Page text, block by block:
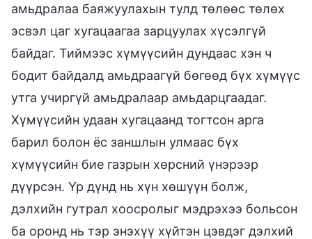
амьдралаа баяжуулахын тулд төлөөс төлөх
эсвэл цаг хугацаагаа зарцуулах хүсэлгүй
байдаг. Тиймээс хүмүүсийн дундаас хэн ч
бодит байдалд амьдраагүй бөгөөд бүх хүмүүс
утга учиргүй амьдралаар амьдарцгаадаг.
Хүмүүсийн удаан хугацаанд тогтсон арга
барил болон ёс заншлын улмаас бүх
хүмүүсийн бие газрын хөрсний үнэрээр
дүүрсэн. Үр дүнд нь хүн хөшүүн болж,
дэлхийн гутрал хоосролыг мэдрэхээ больсон
ба оронд нь тэр энэхүү хүйтэн цэвдэг дэлхий